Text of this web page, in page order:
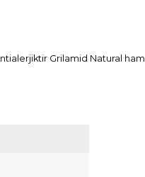
Grilamid Natural